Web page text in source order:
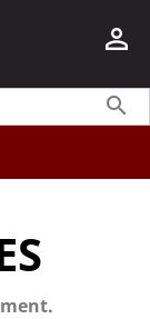

